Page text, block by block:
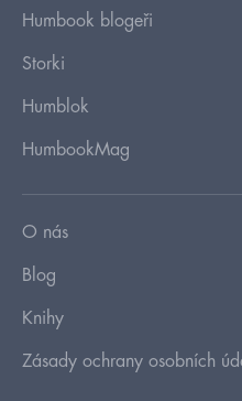
Humbook blogeři
Storki
Humblok
HumbookMag
O nás
Blog
Knihy
Zásady ochrany osobních